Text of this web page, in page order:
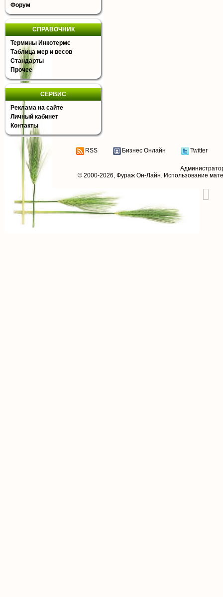
Форум
СПРАВОЧНИК
Термины Инкотермс
Таблица мер и весов
Стандарты
Прочее
СЕРВИС
Реклама на сайте
Личный кабинет
Контакты
RSS Бизнес Онлайн Twitter
© 2000-2026, Фураж Он-Лайн. Использование